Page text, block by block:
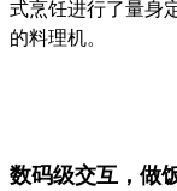
式烹饪进行了量身
的料理机。
数码级交互，做